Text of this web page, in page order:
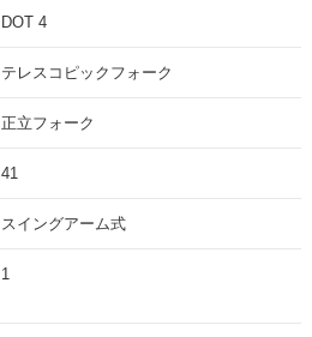
DOT 4
テレスコピックフォーク
正立フォーク
41
スイングアーム式
1